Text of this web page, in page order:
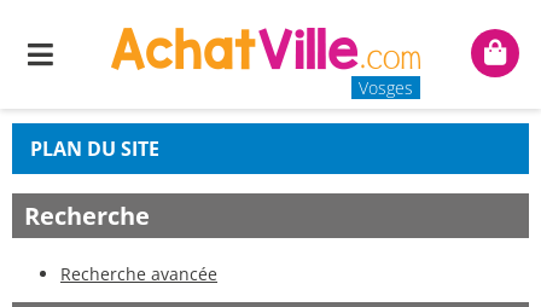
Menu
Vosges
Mon
PLAN DU SITE
Recherche
Recherche avancée